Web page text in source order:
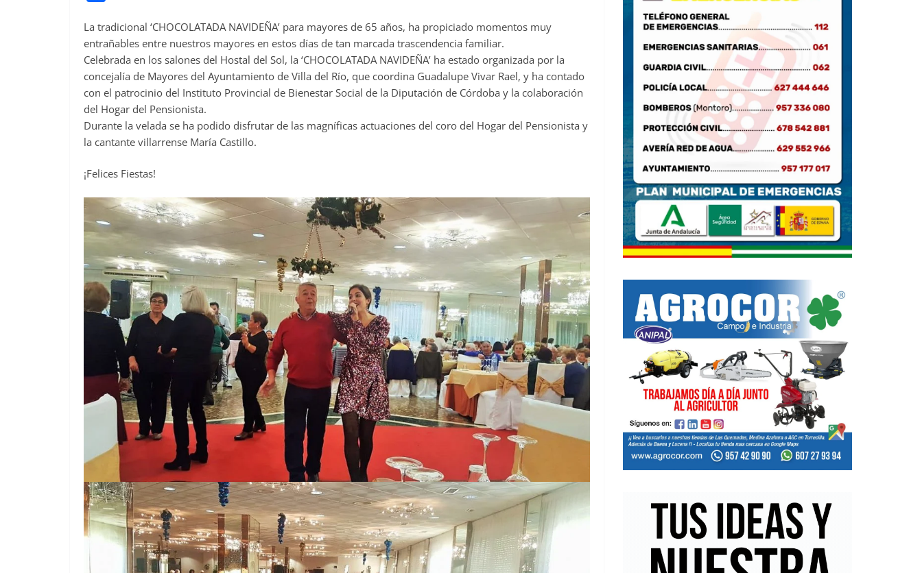
c
e
b
o
o
k
La tradicional ‘CHOCOLATADA NAVIDEÑA’ para mayores de 65 años, ha propiciado momentos muy
entrañables entre nuestros mayores en estos días de tan marcada trascendencia familiar.
Celebrada en los salones del Hostal del Sol, la ‘CHOCOLATADA NAVIDEÑA’ ha estado organizada por la
concejalía de Mayores del Ayuntamiento de Villa del Río, que coordina Guadalupe Vivar Rael, y ha contado
con el patrocinio del Instituto Provincial de Bienestar Social de la Diputación de Córdoba y la colaboración
del Hogar del Pensionista.
Durante la velada se ha podido disfrutar de las magníficas actuaciones del coro del Hogar del Pensionista y
la cantante villarrense María Castillo.
¡Felices Fiestas!